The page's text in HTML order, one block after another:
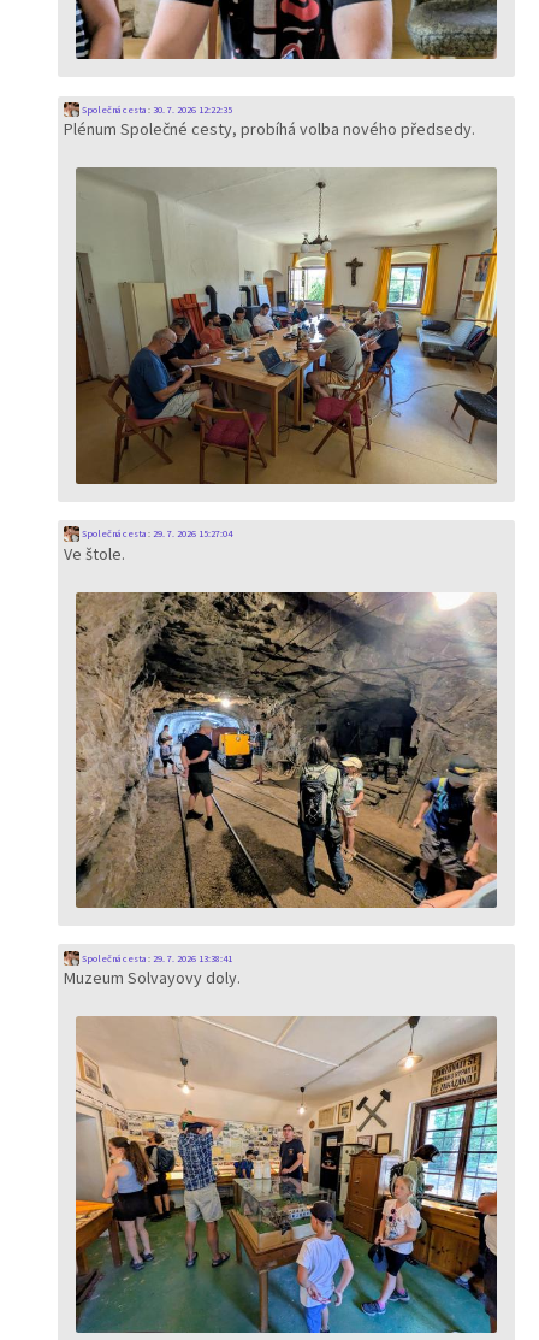
Společná cesta: 30. 7. 2026 12:22:35
Plénum Společné cesty, probíhá volba nového předsedy.
Společná cesta: 29. 7. 2026 15:27:04
Ve štole.
Společná cesta: 29. 7. 2026 13:38:41
Muzeum Solvayovy doly.